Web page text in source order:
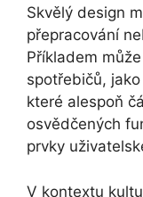
Skvělý design
přepracování
Příkladem
spotřebičů,
které alespoň
osvědčených
prvky
V kontextu